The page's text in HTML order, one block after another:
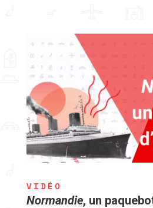
VIDÉO
Normandie, un